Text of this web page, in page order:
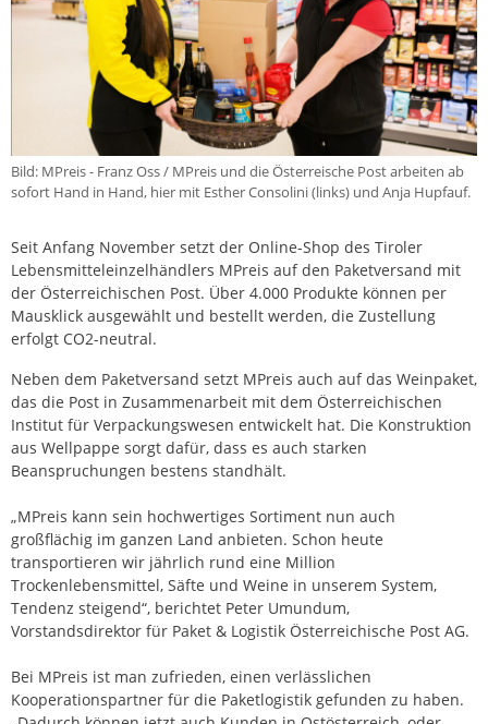
Bild: MPreis - Franz Oss / MPreis und die Österreische Post arbeiten ab
sofort Hand in Hand, hier mit Esther Consolini (links) und Anja Hupfauf.
Seit Anfang November setzt der Online-Shop des Tiroler
Lebensmitteleinzelhändlers MPreis auf den Paketversand mit
der Österreichischen Post. Über 4.000 Produkte können per
Mausklick ausgewählt und bestellt werden, die Zustellung
erfolgt CO2-neutral.
Neben dem Paketversand setzt MPreis auch auf das Weinpaket,
das die Post in Zusammenarbeit mit dem Österreichischen
Institut für Verpackungswesen entwickelt hat. Die Konstruktion
aus Wellpappe sorgt dafür, dass es auch starken
Beanspruchungen bestens standhält.
„MPreis kann sein hochwertiges Sortiment nun auch
großflächig im ganzen Land anbieten. Schon heute
transportieren wir jährlich rund eine Million
Trockenlebensmittel, Säfte und Weine in unserem System,
Tendenz steigend“, berichtet Peter Umundum,
Vorstandsdirektor für Paket & Logistik Österreichische Post AG.
Bei MPreis ist man zufrieden, einen verlässlichen
Kooperationspartner für die Paketlogistik gefunden zu haben.